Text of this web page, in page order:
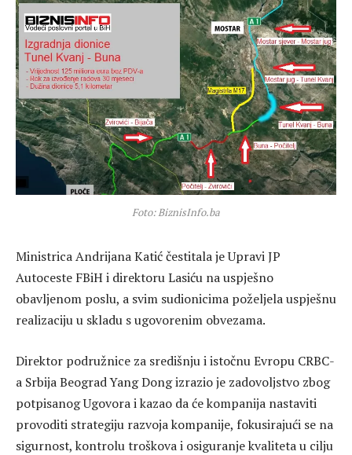
Foto: BiznisInfo.ba
Ministrica Andrijana Katić čestitala je Upravi JP
Autoceste FBiH i direktoru Lasiću na uspješno
obavljenom poslu, a svim sudionicima poželjela uspješnu
realizaciju u skladu s ugovorenim obvezama.
Direktor podružnice za središnju i istočnu Evropu CRBC-
a Srbija Beograd Yang Dong izrazio je zadovoljstvo zbog
potpisanog Ugovora i kazao da će kompanija nastaviti
provoditi strategiju razvoja kompanije, fokusirajući se na
sigurnost, kontrolu troškova i osiguranje kvaliteta u cilju